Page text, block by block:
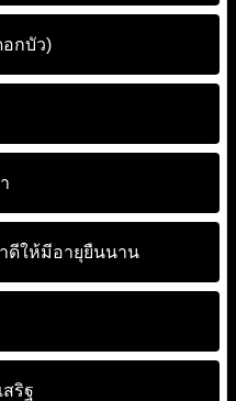
อกบัว)
ดีให้มีอายุยืนนาน
ริฐ